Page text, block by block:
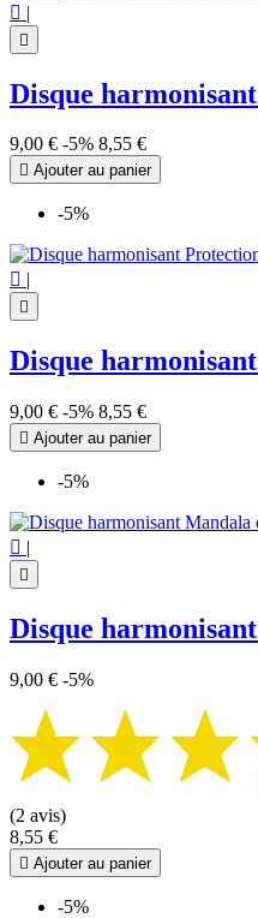
 |

Disque
9,00 € -5% 8,55 €
 Ajouter au panier
-5%
 |

Disque
9,00 € -5% 8,55 €
 Ajouter au panier
-5%
 |

Disque
9,00 € -5%
(2 avis)
8,55 €
 Ajouter au panier
-5%